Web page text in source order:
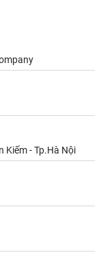
Kiếm - Tp.Hà Nội